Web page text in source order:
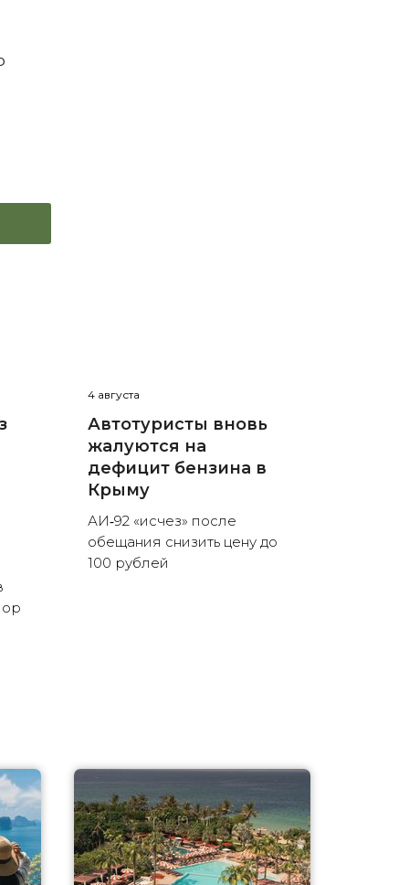
4 августа
Автотуристы вновь
жалуются на
дефицит бензина в
Крыму
АИ‑92 «исчез» после
обещания снизить цену до
100 рублей